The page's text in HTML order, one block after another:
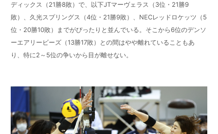
ディックス（21勝8敗）で、以下JTマーヴェラス（3位・21勝9
敗）、久光スプリングス（4位・21勝9敗）、NECレッドロケッツ（5
位・20勝10敗）までがぴったりと並んでいる。そこから6位のデンソ
ーエアリービーズ（13勝17敗）との間はやや離れていることもあ
り、特に2～5位の争いから目が離せない。